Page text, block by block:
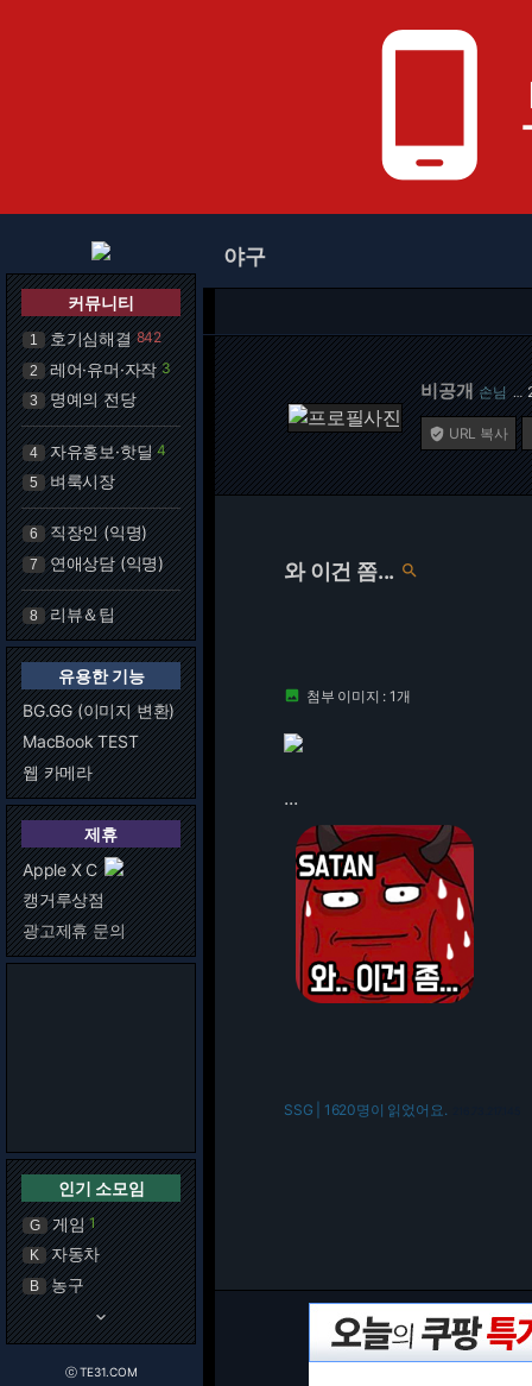
phone_android
커뮤니티
1 호기심해결 842
2 레어·유머·자작 3
3 명예의 전당
4 자유홍보·핫딜 4
5 벼룩시장
6 직장인 (익명)
7 연애상담 (익명)
8 리뷰＆팁
유용한 기능
BG.GG (이미지 변환)
MacBook TEST
웹 카메라
제휴
Apple X C
캥거루상점
광고제휴 문의
인기 소모임
G 게임 1
K 자동차
B 농구
keyboard_arrow_down
ⓒ TE31.COM
야구
비공개 손님 …
 URL 복사
와 이건 쫌... 
 첨부 이미지 : 1개
...
SSG | 1620명이 읽었어요.